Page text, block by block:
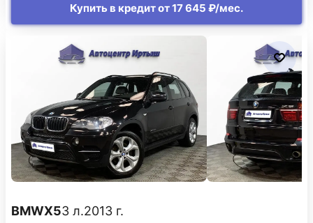
Купить в кредит от 17 645 ₽/мес.
BMWX53 л.2013 г.